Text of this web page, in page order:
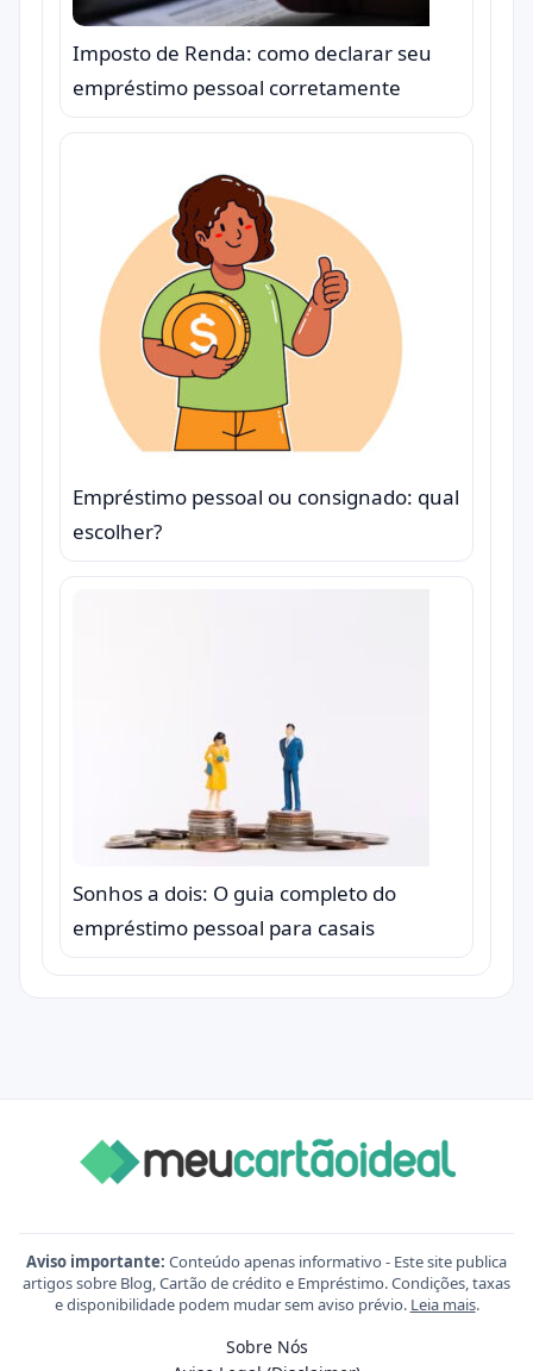
Imposto de Renda: como declarar seu
empréstimo pessoal corretamente
Empréstimo pessoal ou consignado: qual
escolher?
Sonhos a dois: O guia completo do
empréstimo pessoal para casais
Aviso importante: Conteúdo apenas informativo - Este site publica
artigos sobre Blog, Cartão de crédito e Empréstimo. Condições, taxas
e disponibilidade podem mudar sem aviso prévio. Leia mais.
Sobre Nós